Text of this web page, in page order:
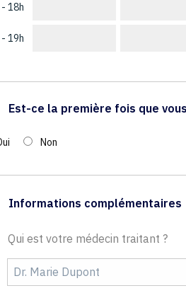
18h
19h
Est-ce la première fois que
Non
Informations complémentaires
Qui est votre médecin traitant ?